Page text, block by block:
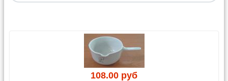
108.00 руб